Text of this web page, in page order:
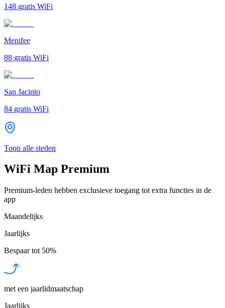
148 gratis WiFi
Menifee
88 gratis WiFi
San Jacinto
84 gratis WiFi
Toon alle steden
WiFi Map Premium
Premium-leden hebben exclusieve toegang tot extra functies in de
app
Maandelijks
Jaarlijks
Bespaar tot 50%
met een jaarlidmaatschap
Jaarlijks